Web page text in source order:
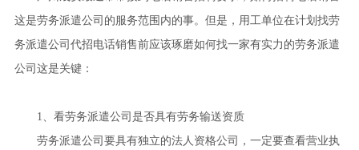
这是劳务派遣公司的服务范围内的事。但是，用工单位在计划找劳
务派遣公司代招电话销售前应该琢磨如何找一家有实力的劳务派遣
公司这是关键：
1、看劳务派遣公司是否具有劳务输送资质
劳务派遣公司要具有独立的法人资格公司，一定要查看营业执